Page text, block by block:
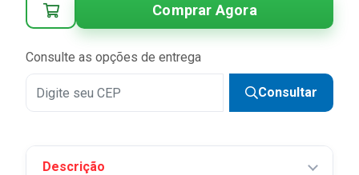
4x R$ 10,73 sem juros
Comprar Agora
Consulte as opções de entrega
Consultar
Descrição